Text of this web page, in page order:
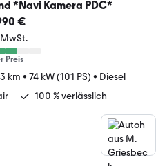
*Navi Kamera PDC*
€
MwSt.
Preis
km • 74 kW (101 PS) • Diesel
100 % verlässlich